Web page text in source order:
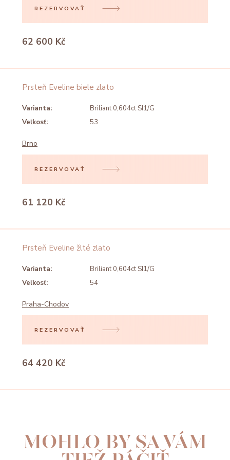
REZERVOVAŤ
62 600 Kč
Prsteň Eveline biele zlato
Varianta:
Briliant 0,604ct SI1/G
Veľkosť:
53
Brno
REZERVOVAŤ
61 120 Kč
Prsteň Eveline žlté zlato
Varianta:
Briliant 0,604ct SI1/G
Veľkosť:
54
Praha-Chodov
REZERVOVAŤ
64 420 Kč
MOHLO BY SA VÁM